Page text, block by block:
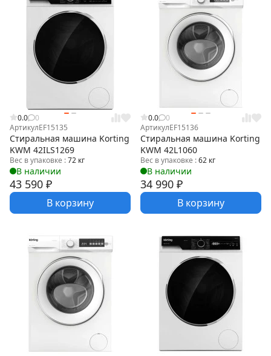
0.0
0
АртикулEF15135
Стиральная машина Korting
KWM 42ILS1269
Вес в упаковке :72 кг
В наличии
43 590 ₽
В корзину
0.0
0
АртикулEF15136
Стиральная машина Korting
KWM 42L1060
Вес в упаковке :62 кг
В наличии
34 990 ₽
В корзину